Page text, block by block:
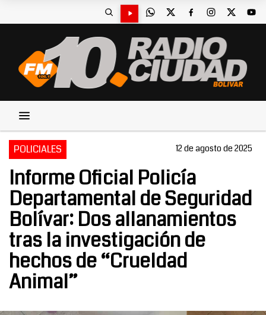
POLICIALES 12 de agosto de 2025
Informe Oficial Policía
Departamental de Seguridad
Bolívar: Dos allanamientos
tras la investigación de
hechos de “Crueldad
Animal”